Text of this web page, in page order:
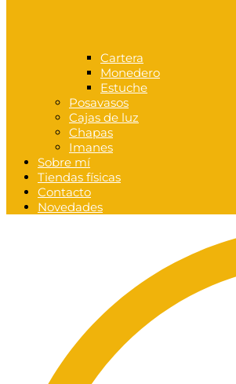
Cartera
Monedero
Estuche
Posavasos
Cajas de luz
Chapas
Imanes
Sobre mí
Tiendas físicas
Contacto
Novedades